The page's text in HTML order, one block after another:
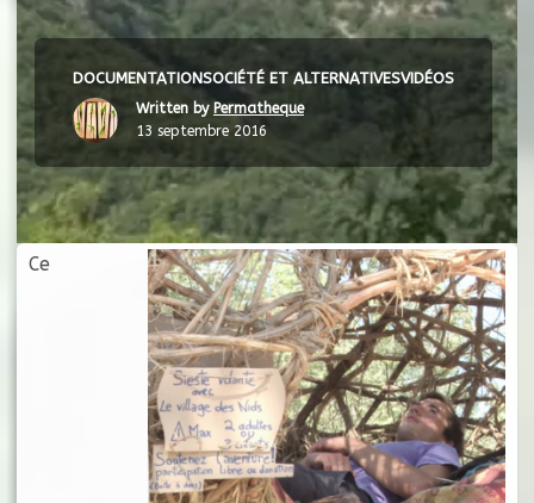
DOCUMENTATIONSOCIÉTÉ ET ALTERNATIVESVIDÉOS
Written by Permatheque
13 septembre 2016
Ce